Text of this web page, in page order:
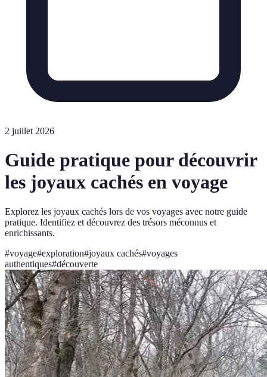
2 juillet 2026
Guide pratique pour découvrir
les joyaux cachés en voyage
Explorez les joyaux cachés lors de vos voyages avec notre guide
pratique. Identifiez et découvrez des trésors méconnus et
enrichissants.
#voyage#exploration#joyaux cachés#voyages
authentiques#découverte